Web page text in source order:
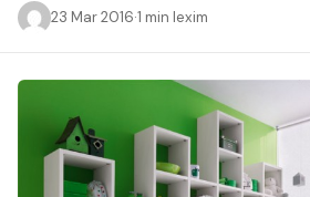
23 Mar 2016·1 min lexim